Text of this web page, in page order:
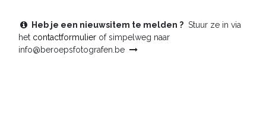
Heb je een nieuwsitem te melden ? Stuur ze in via
het contactformulier of simpelweg naar
info@beroepsfotografen.be